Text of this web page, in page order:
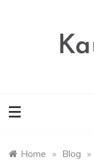
Home » Blog »